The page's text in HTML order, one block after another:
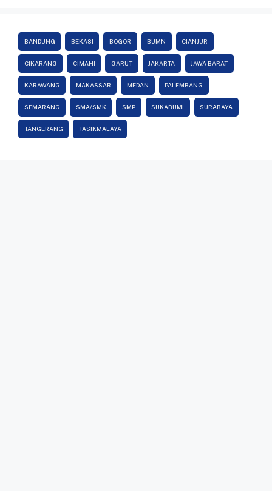
BANDUNG BEKASI BOGOR BUMN CIANJUR
CIKARANG CIMAHI GARUT JAKARTA JAWA BARAT
KARAWANG MAKASSAR MEDAN PALEMBANG
SEMARANG SMA/SMK SMP SUKABUMI SURABAYA
TANGERANG TASIKMALAYA